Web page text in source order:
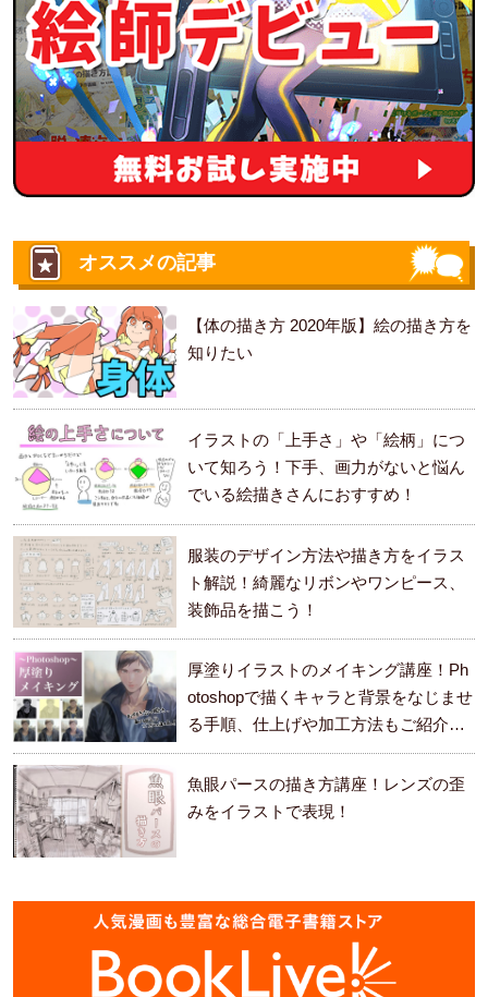
オススメの記事
【体の描き方 2020年版】絵の描き方を
知りたい
イラストの「上手さ」や「絵柄」につ
いて知ろう！下手、画力がないと悩ん
でいる絵描きさんにおすすめ！
服装のデザイン方法や描き方をイラス
ト解説！綺麗なリボンやワンピース、
装飾品を描こう！
厚塗りイラストのメイキング講座！Ph
otoshopで描くキャラと背景をなじませ
る手順、仕上げや加工方法もご紹介し
ます。
魚眼パースの描き方講座！レンズの歪
みをイラストで表現！